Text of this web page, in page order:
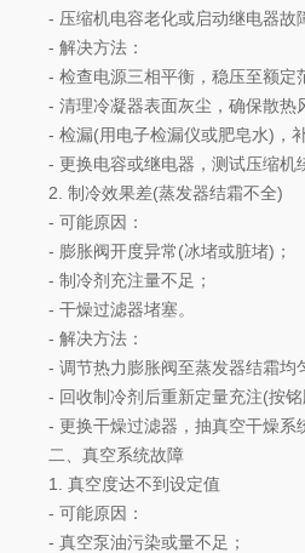
- 压缩机电容老化或启动继电器故
- 解决方法：
- 检查电源三相平衡，稳压至额定
- 清理冷凝器表面灰尘，确保散热
- 检漏(用电子检漏仪或肥皂水)，补
- 更换电容或继电器，测试压缩机
2. 制冷效果差(蒸发器结霜不全)
- 可能原因：
- 膨胀阀开度异常(冰堵或脏堵)；
- 制冷剂充注量不足；
- 干燥过滤器堵塞。
- 解决方法：
- 调节热力膨胀阀至蒸发器结霜均
- 回收制冷剂后重新定量充注(按铭
- 更换干燥过滤器，抽真空干燥系
二、真空系统故障
1. 真空度达不到设定值
- 可能原因：
- 真空泵油污染或量不足；